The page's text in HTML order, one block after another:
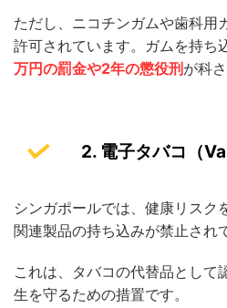
ただし、ニコチンガムや歯科用
許可されています。ガムを持ち
万円の罰金や2年の懲役刑が科
2. 電子タバコ（
シンガポールでは、健康リスク
関連製品の持ち込みが禁止され
これは、タバコの代替品として
生を守るための措置です。